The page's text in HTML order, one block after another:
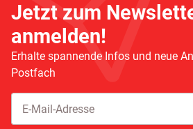
Jetzt zum
anmelden!
Erhalte spannende Infos und neue
Postfach